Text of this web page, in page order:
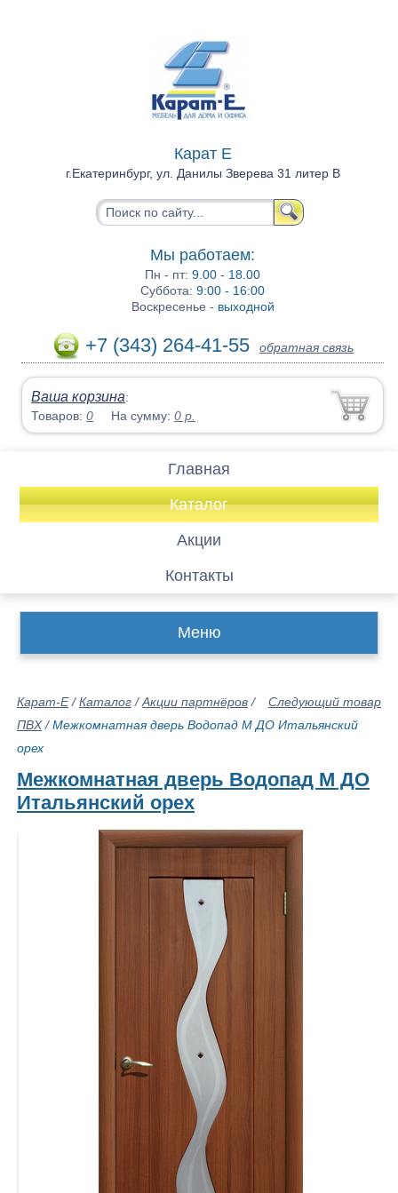
Карат Е
г.Екатеринбург, ул. Данилы Зверева 31 литер В
Мы работаем:
Пн - пт:9.00 - 18.00
Суббота:9:00 - 16:00
Воскресенье - выходной
+7 (343) 264-41-55 обратная связь
Ваша корзина:
Товаров:0 На сумму:0 р.
Главная
Каталог
Акции
Контакты
Меню
Следующий товар
Карат-Е/Каталог /Акции партнёров /
ПВХ/Межкомнатная дверь Водопад М ДО Итальянский
орех
Межкомнатная дверь Водопад М ДО
Итальянский орех